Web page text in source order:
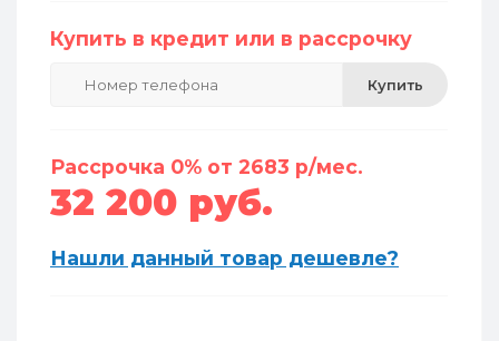
Купить в кредит или в рассрочку
Купить
Рассрочка 0% от 2683 р/мес.
32 200 руб.
Нашли данный товар дешевле?